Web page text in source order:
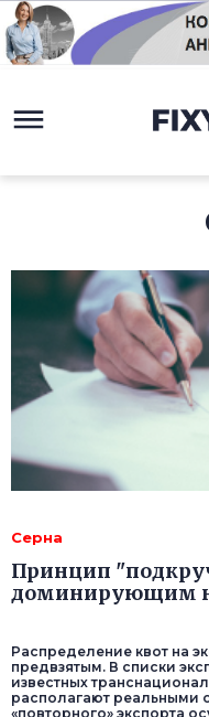
Серна
Принцип
доминирующим
Распределение квот на
предвзятым. В списки
известных
располагают реальными
«повторного» экспорта